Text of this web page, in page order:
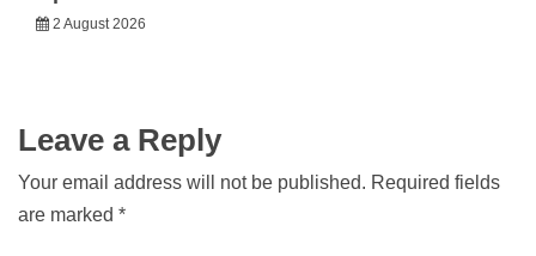
2 August 2026
Leave a Reply
Your email address will not be published. Required fields
are marked *